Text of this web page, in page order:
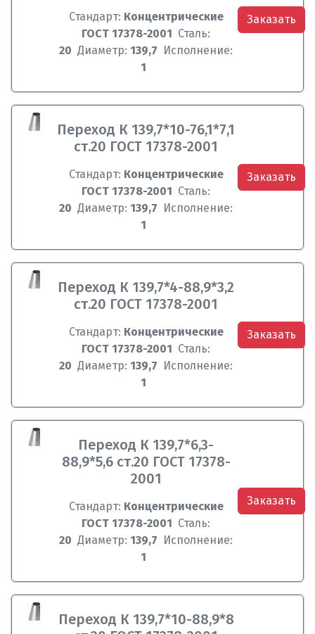
Стандарт: Концентрические
ГОСТ 17378-2001 Сталь:
20 Диаметр:139,7 Исполнение:
1
Заказать
Переход К 139,7*10-76,1*7,1
ст.20 ГОСТ 17378-2001
Стандарт: Концентрические
ГОСТ 17378-2001 Сталь:
20 Диаметр:139,7 Исполнение:
1
Заказать
Переход К 139,7*4-88,9*3,2
ст.20 ГОСТ 17378-2001
Стандарт: Концентрические
ГОСТ 17378-2001 Сталь:
20 Диаметр:139,7 Исполнение:
1
Заказать
Переход К 139,7*6,3-
88,9*5,6 ст.20 ГОСТ 17378-
2001
Стандарт: Концентрические
ГОСТ 17378-2001 Сталь:
20 Диаметр:139,7 Исполнение:
1
Заказать
Переход К 139,7*10-88,9*8